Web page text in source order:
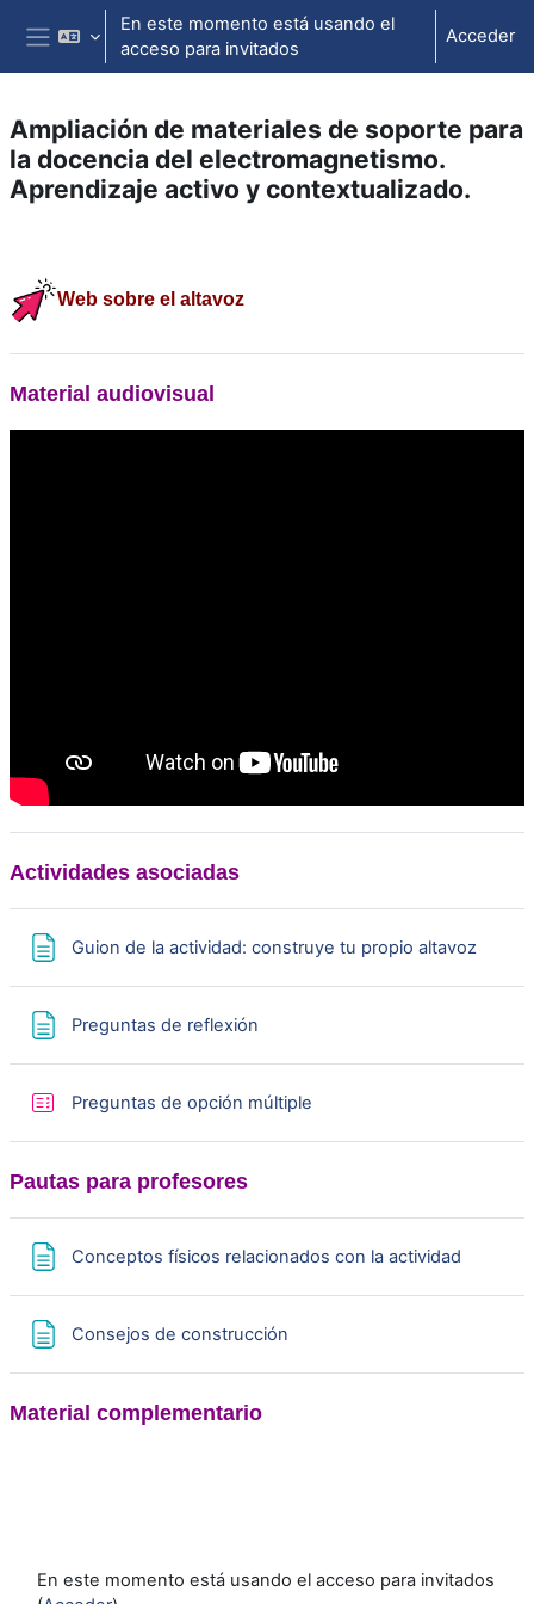
Salta al contenido principal
Panel lateral
En este momento está usando el
acceso para invitados
Acceder
Ampliación de materiales de soporte para
la docencia del electromagnetismo.
Aprendizaje activo y contextualizado.
Web sobre el altavoz
Material audiovisual
Actividades asociadas
Guion de la actividad: construye tu propio altavoz
Preguntas de reflexión
Preguntas de opción múltiple
Pautas para profesores
Conceptos físicos relacionados con la actividad
Consejos de construcción
Material complementario
En este momento está usando el acceso para invitados